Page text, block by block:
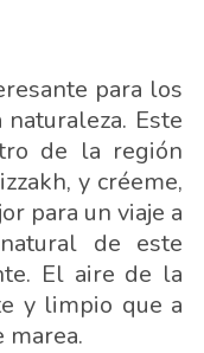
para los
Este
de la región
y créeme,
para un viaje a
de este
El aire de la
y limpio que a
marea.